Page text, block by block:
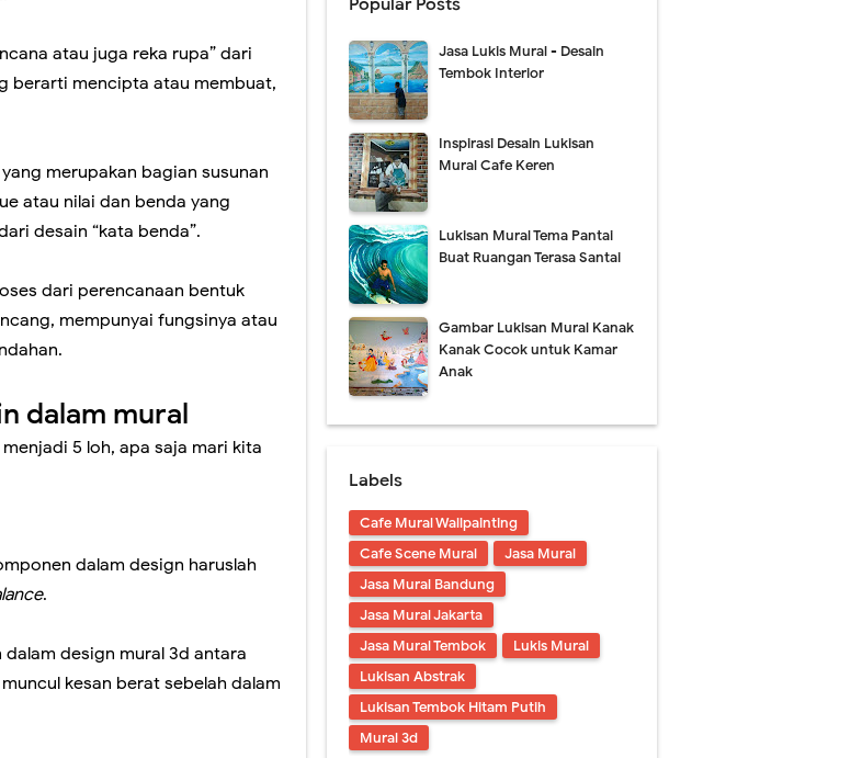
Berkualitas
yang Ternyata Berbeda
2021
2021
Medukasi
TK
2021
Tanpa Mahal
Untuk Ruangan
atau juga reka rupa” dari
berarti mencipta atau membuat,
merupakan bagian susunan
atau nilai dan benda yang
desain “kata benda”.
dari perencanaan bentuk
mempunyai fungsinya atau
dalam mural
5 loh, apa saja mari kita
dalam design haruslah
.
design mural 3d antara
kesan berat sebelah dalam
Jasa Lukis Mural - Desain
Tembok Interior
Inspirasi Desain Lukisan
Mural Cafe Keren
Lukisan Mural Tema Pantai
Buat Ruangan Terasa Santai
Gambar Lukisan Mural Kanak
Kanak Cocok untuk Kamar
Anak
Labels
Cafe Mural Wallpainting
Cafe Scene Mural
Jasa Mural
Jasa Mural Bandung
Jasa Mural Jakarta
Jasa Mural Tembok
Lukis Mural
Lukisan Abstrak
Lukisan Tembok Hitam Putih
Mural 3d